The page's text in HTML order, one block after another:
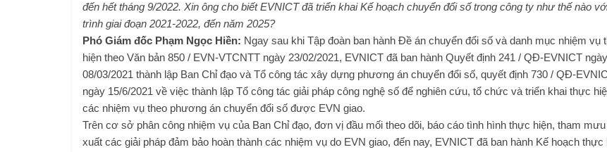
đến hết tháng 9/2022. Xin ông cho biết EVNICT đã triển khai Kế hoạch chuyển đổi số trong công ty như thế nào
trình giai đoạn 2021-2022, đến năm 2025?
Phó Giám đốc Phạm Ngọc Hiền: Ngay sau khi Tập đoàn ban hành Đề án chuyển đổi số và danh mục nhiệm vụ
hiện theo Văn bản 850 / EVN-VTCNTT ngày 23/02/2021, EVNICT đã ban hành Quyết định 241 / QĐ-EVNICT ngày
08/03/2021 thành lập Ban Chỉ đạo và Tổ công tác xây dựng phương án chuyển đổi số, quyết định 730 / QĐ-
ngày 15/6/2021 về việc thành lập Tổ công tác giải pháp công nghệ số để nghiên cứu, tổ chức và triển khai thực
các nhiệm vụ theo phương án chuyển đổi số được EVN giao.
Trên cơ sở phân công nhiệm vụ của Ban Chỉ đạo, đơn vị đầu mối theo dõi, báo cáo tình hình thực hiện, tham
xuất các giải pháp đảm bảo hoàn thành các nhiệm vụ do EVN giao, đến nay, EVNICT đã ban hành Kế hoạch thực